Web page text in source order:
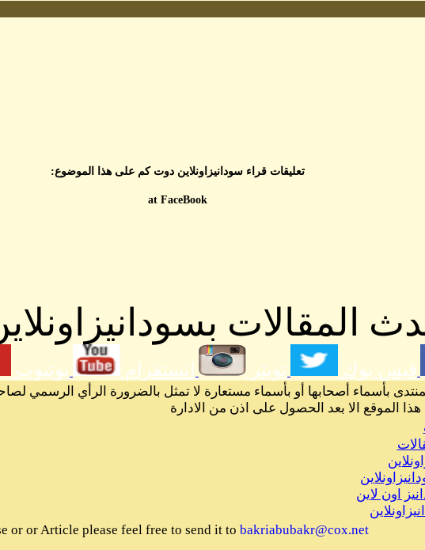
تعليقات قراء سودانيزاونلاين دوت كم على هذا الموضوع:
at FaceBook
المقالات
فيس بوك تويتر انستقرام يوتيوب
بأسماء أصحابها أو بأسماء مستعارة لا تمثل بالضرورة الرأي الرسمي
الموقع الا بعد الحصول على اذن من الادارة
اون لاين
or or Article please feel free to send it to bakriabubakr@cox.net